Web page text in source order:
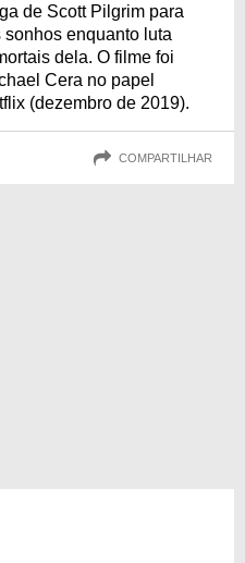
de Scott Pilgrim para
enquanto luta
dela. O filme foi
Cera no papel
(dezembro de 2019).
COMPARTILHAR